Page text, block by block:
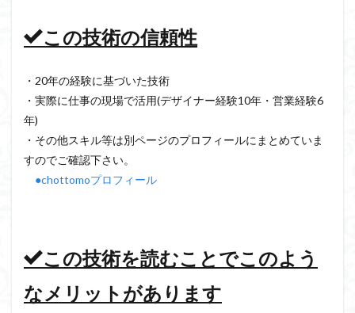
この技術の信頼性
・20年の経験に基づいた技術
・実際に仕事の現場で活用(デザイナー経験10年・営業経験6
年)
・その他スキル等は別ページのプロフィールにまとめていま
すのでご確認下さい。
●chottomoプロフィール
この技術を読むことでこのよう
なメリットがあります